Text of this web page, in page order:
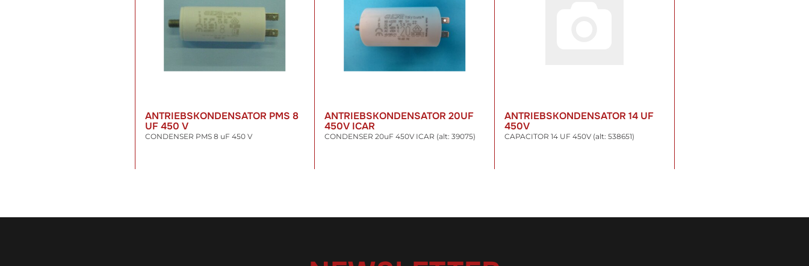
ANTRIEBSKONDENSATOR PMS 8
UF 450 V
CONDENSER PMS 8 uF 450 V
WARENKORB
ANTRIEBSKONDENSATOR 20UF
450V ICAR
CONDENSER 20uF 450V ICAR (alt: 39075)
WARENKORB
ANTRIEBSKONDENSATOR 14 UF
450V
CAPACITOR 14 UF 450V (alt: 538651)
WARENKORB